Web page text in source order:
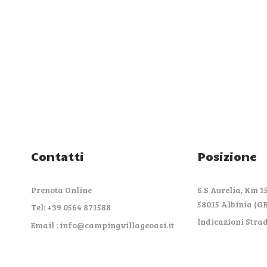
Contatti
Prenota Online
Tel: +39 0564 871588
Email : info@campingvillageoasi.it
Posizione
S.S Aurelia, Km
58015 Albinia
Indicazioni